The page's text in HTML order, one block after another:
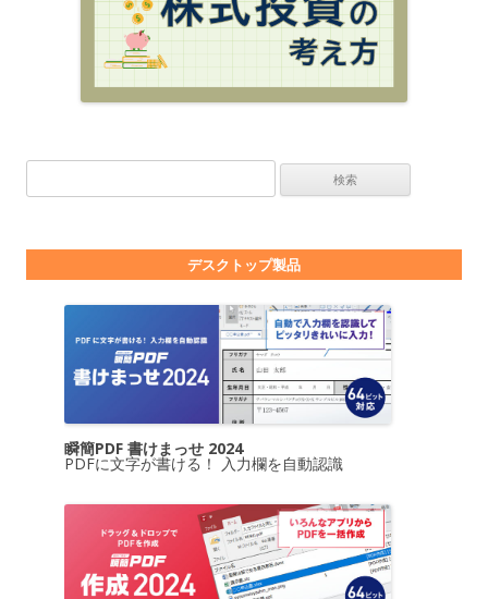
デスクトップ製品
瞬簡PDF 書けまっせ 2024
PDFに文字が書ける！ 入力欄を自動認識